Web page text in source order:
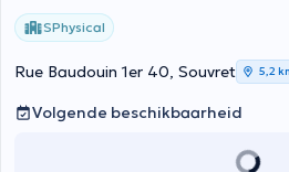
SPhysical
Rue Baudouin 1er 40, Souvret 5,2
Volgende beschikbaarheid